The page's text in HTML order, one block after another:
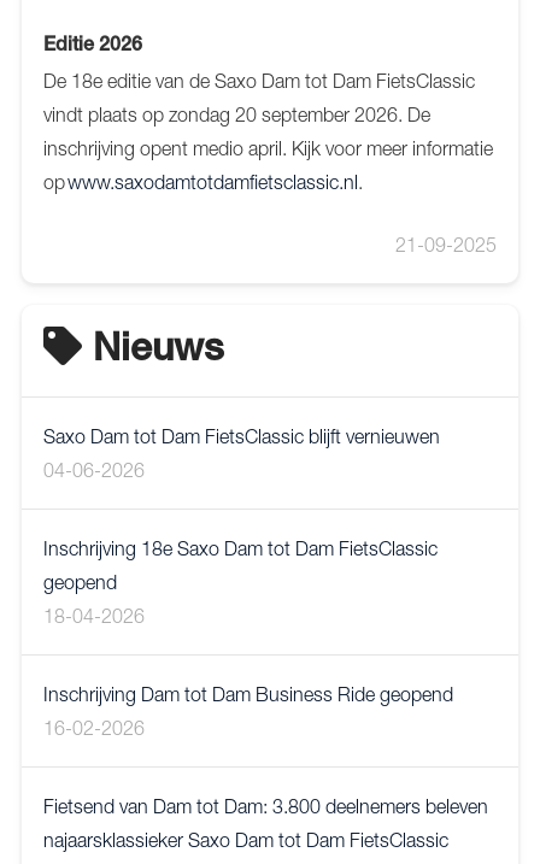
Editie 2026
De 18e editie van de Saxo Dam tot Dam FietsClassic
vindt plaats op zondag 20 september 2026. De
inschrijving opent medio april. Kijk voor meer informatie
opwww.saxodamtotdamfietsclassic.nl.
21-09-2025
Nieuws
Saxo Dam tot Dam FietsClassic blijft vernieuwen
04-06-2026
Inschrijving 18e Saxo Dam tot Dam FietsClassic
geopend
18-04-2026
Inschrijving Dam tot Dam Business Ride geopend
16-02-2026
Fietsend van Dam tot Dam: 3.800 deelnemers beleven
najaarsklassieker Saxo Dam tot Dam FietsClassic